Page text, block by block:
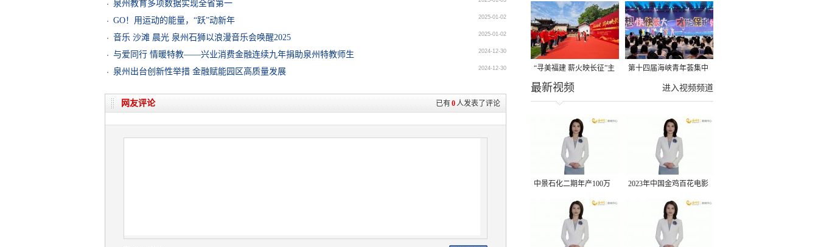
泉州教育多项数据实现全省第一
GO！用运动的能量，“跃”动新年 2025-01-02
音乐 沙滩 晨光 泉州石狮以浪漫音乐会唤醒2025 2025-01-02
​与爱同行 情暖特教——兴业消费金融连续九年捐助泉州特教师生 2024-12-30
泉州出台创新性举措 金融赋能园区高质量发展 2024-12-30
已有0人发表了评论
网友评论
晒秋，福建人这样过才够
味→
“寻美福建 薪火映长征”主
题活动在龙岩长汀启动
第十四届海峡青年荟集中
阶段活动在福州举行
进入视频频道
最新视频
中景石化二期年产100万
吨丙烷脱氢项目建成中交
2023年中国金鸡百花电影
节有福电影巡展31日启动